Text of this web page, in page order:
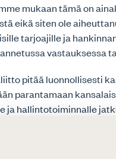
mukaan tämä on
eikä siten ole
tarjoajille ja
vastauksessa
pitää luonnollisesti
parantamaan
ja hallintotoiminnalle
toteutumisessa on